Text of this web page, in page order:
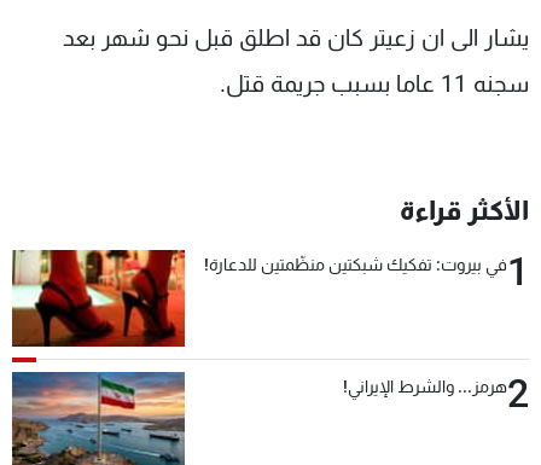
يشار الى ان زعيتر كان قد اطلق قبل نحو شهر بعد
سجنه 11 عاما بسبب جريمة قتل.
الأكثر قراءة
1في بيروت: تفكيك شبكتين منظّمتين للدعارة!
2هرمز... والشرط الإيراني!